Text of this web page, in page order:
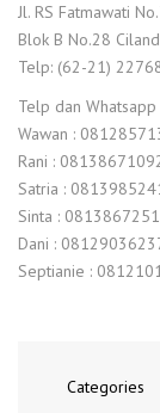
Jl. RS Fatmawati
Blok B No.28
Telp: (62-21)
Telp dan
Wawan :
Rani :
Satria :
Sinta :
Dani :
Septianie :
Categories